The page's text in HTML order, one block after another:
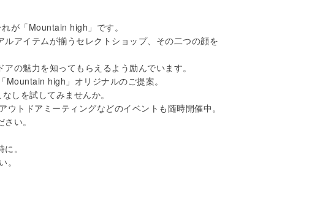
が「Mountain high」です。
アイテムが揃うセレクトショップ、その二つの顔を
の魅力を知ってもらえるよう励んでいます。
high」オリジナルのご提案。
しを試してみませんか。
トドアミーティングなどのイベントも随時開催中。
い。
。
。